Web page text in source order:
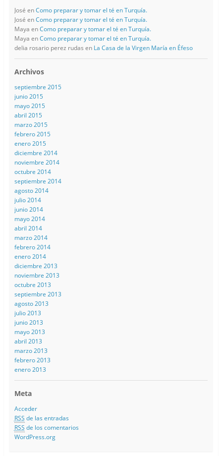
José enComo preparar y tomar el té en Turquía.
José enComo preparar y tomar el té en Turquía.
Maya enComo preparar y tomar el té en Turquía.
Maya enComo preparar y tomar el té en Turquía.
delia rosario perez rudas en La Casa de la Virgen María en Éfeso
Archivos
septiembre 2015
junio 2015
mayo 2015
abril 2015
marzo 2015
febrero 2015
enero 2015
diciembre 2014
noviembre 2014
octubre 2014
septiembre 2014
agosto 2014
julio 2014
junio 2014
mayo 2014
abril 2014
marzo 2014
febrero 2014
enero 2014
diciembre 2013
noviembre 2013
octubre 2013
septiembre 2013
agosto 2013
julio 2013
junio 2013
mayo 2013
abril 2013
marzo 2013
febrero 2013
enero 2013
Meta
Acceder
RSS de las entradas
RSS de los comentarios
WordPress.org